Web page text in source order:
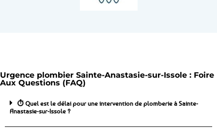
Urgence plombier Sainte-Anastasie-sur-Issole : Foire
Aux Questions (FAQ)
⏱️ Quel est le délai pour une intervention de plomberie à Sainte-
Anastasie-sur-Issole ?